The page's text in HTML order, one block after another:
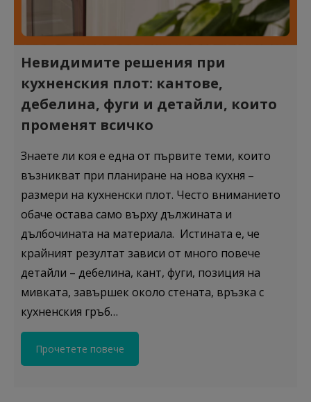
Невидимите решения при
кухненския плот: кантове,
дебелина, фуги и детайли, които
променят всичко
Знаете ли коя е една от първите теми, които
възникват при планиране на нова кухня –
размери на кухненски плот. Често вниманието
обаче остава само върху дължината и
дълбочината на материала. Истината е, че
крайният резултат зависи от много повече
детайли – дебелина, кант, фуги, позиция на
мивката, завършек около стената, връзка с
кухненския гръб…
Прочетете повече